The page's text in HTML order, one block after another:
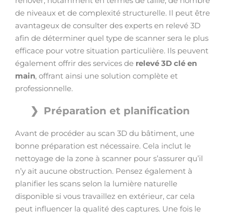
de niveaux et de complexité structurelle. Il peut être
avantageux de consulter des experts en relevé 3D
afin de déterminer quel type de scanner sera le plus
efficace pour votre situation particulière. Ils peuvent
également offrir des services de relevé 3D clé en
main, offrant ainsi une solution complète et
professionnelle.
Préparation et planification
Avant de procéder au scan 3D du bâtiment, une
bonne préparation est nécessaire. Cela inclut le
nettoyage de la zone à scanner pour s’assurer qu’il
n’y ait aucune obstruction. Pensez également à
planifier les scans selon la lumière naturelle
disponible si vous travaillez en extérieur, car cela
peut influencer la qualité des captures. Une fois le